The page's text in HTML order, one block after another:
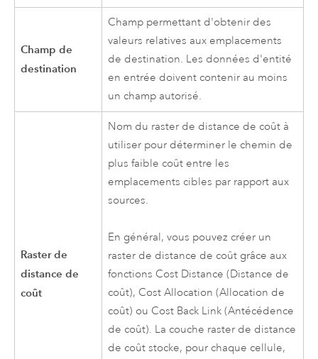
Champ de
destination
Champ permettant d'obtenir des
valeurs relatives aux emplacements
de destination. Les données d'entité
en entrée doivent contenir au moins
un champ autorisé.
Raster de
distance de
coût
Nom du raster de distance de coût à
utiliser pour déterminer le chemin de
plus faible coût entre les
emplacements cibles par rapport aux
sources.
En général, vous pouvez créer un
raster de distance de coût grâce aux
fonctions Cost Distance (Distance de
coût), Cost Allocation (Allocation de
coût) ou Cost Back Link (Antécédence
de coût). La couche raster de distance
de coût stocke, pour chaque cellule,